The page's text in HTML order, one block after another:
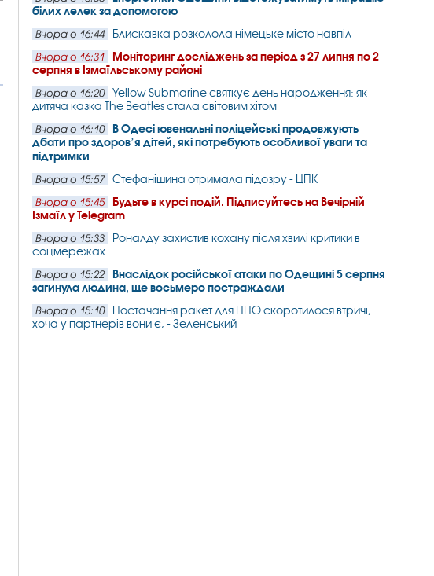
білих лелек за допомогою
Вчора о 16:44 Блискавка розколола німецьке місто навпіл
Вчора о 16:31
Моніторинг досліджень за період з 27 липня по 2
серпня в Ізмаїльському районі
Вчора о 16:20
Yellow Submarine святкує день народження: як
дитяча казка The Beatles стала світовим хітом
Вчора о 16:10
В Одесі ювенальні поліцейські продовжують
дбати про здоровʼя дітей, які потребують особливої уваги та
підтримки
Вчора о 15:57 Стефанішина отримала підозру - ЦПК
Вчора о 15:45
Будьте в курсі подій. Підписуйтесь на Вечірній
Ізмаїл у Telegram
Вчора о 15:33
Роналду захистив кохану після хвилі критики в
соцмережах
Вчора о 15:22
Внаслідок російської атаки по Одещині 5 серпня
загинула людина, ще восьмеро постраждали
Вчора о 15:10
Постачання ракет для ППО скоротилося втричі,
хоча у партнерів вони є, - Зеленський